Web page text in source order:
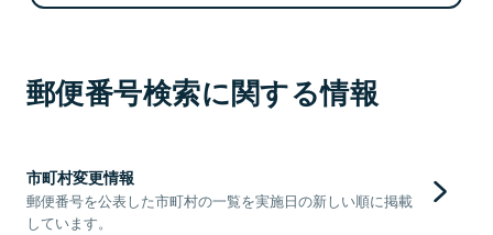
郵便番号検索に関する情報
市町村変更情報
郵便番号を公表した市町村の一覧を実施日の新しい順に掲載
しています。